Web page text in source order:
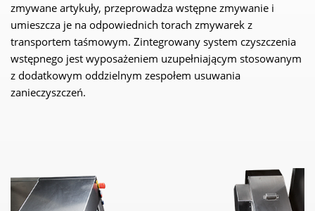
zmywane artykuły, przeprowadza wstępne zmywanie i
umieszcza je na odpowiednich torach zmywarek z
transportem taśmowym. Zintegrowany system czyszczenia
wstępnego jest wyposażeniem uzupełniającym stosowanym
z dodatkowym oddzielnym zespołem usuwania
zanieczyszczeń.